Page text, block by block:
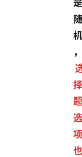
是
随
机
，
择
题
选
项
也